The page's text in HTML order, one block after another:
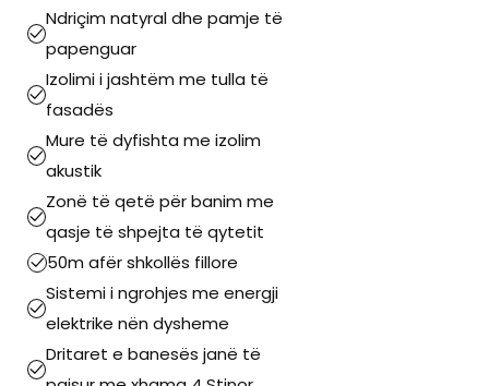
Ndriçim natyral dhe pamje të
papenguar
Izolimi i jashtëm me tulla të
fasadës
Mure të dyfishta me izolim
akustik
Zonë të qetë për banim me
qasje të shpejta të qytetit
50m afër shkollës fillore
Sistemi i ngrohjes me energji
elektrike nën dysheme
Dritaret e banesës janë të